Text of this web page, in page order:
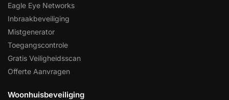
Eagle Eye Networks
Inbraakbeveiliging
Mistgenerator
Toegangscontrole
Gratis Veiligheidsscan
Offerte Aanvragen
Woonhuisbeveiliging